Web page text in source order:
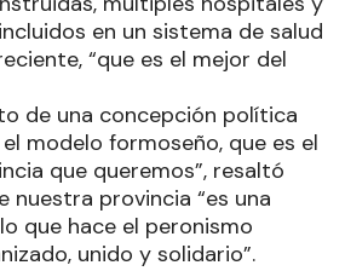
en un sistema de salud
“que es el mejor del
de una concepción política
modelo formoseño, que es el
que queremos”, resaltó
nuestra provincia “es una
que hace el peronismo
unido y solidario”.